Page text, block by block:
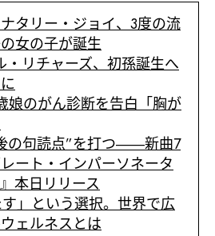
タリー・ジョイ、3度の流
女の子が誕生
・リチャーズ、初孫誕生へ
娘のがん診断を告白「胸が
の句読点”を打つ――新曲7
ート・インパーソネータ
本日リリース
す」という選択。世界で広
ェルネスとは